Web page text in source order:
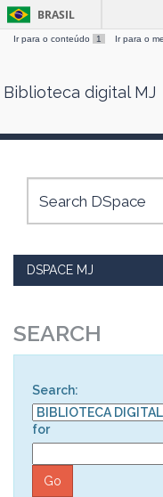
Skip
BRASIL
Ir para o conteúdo 1 Ir para o
Biblioteca digital MJ
DSPACE MJ
SEARCH
Search:
for